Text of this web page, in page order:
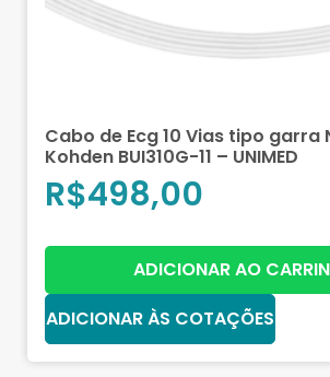
Cabo de Ecg 10 Vias tipo garra
Kohden BUI310G-11 – UNIMED
R$498,00
ADICIONAR AO
ADICIONAR ÀS COTAÇÕES